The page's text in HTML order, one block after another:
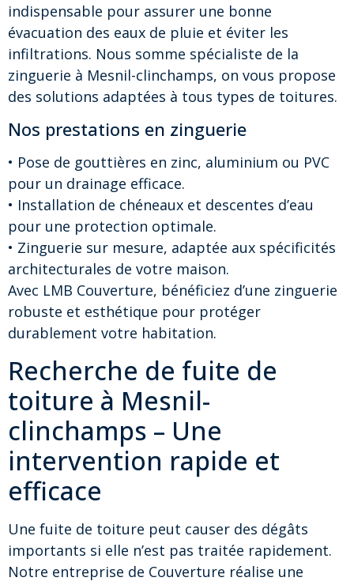
indispensable pour assurer une bonne
évacuation des eaux de pluie et éviter les
infiltrations. Nous somme spécialiste de la
zinguerie à Mesnil-clinchamps, on vous propose
des solutions adaptées à tous types de toitures.
Nos prestations en zinguerie
• Pose de gouttières en zinc, aluminium ou PVC
pour un drainage efficace.
• Installation de chéneaux et descentes d’eau
pour une protection optimale.
• Zinguerie sur mesure, adaptée aux spécificités
architecturales de votre maison.
Avec LMB Couverture, bénéficiez d’une zinguerie
robuste et esthétique pour protéger
durablement votre habitation.
Recherche de fuite de
toiture à Mesnil-
clinchamps – Une
intervention rapide et
efficace
Une fuite de toiture peut causer des dégâts
importants si elle n’est pas traitée rapidement.
Notre entreprise de Couverture réalise une